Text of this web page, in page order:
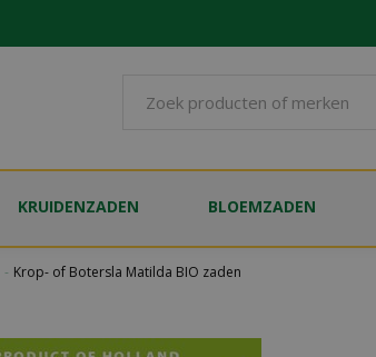
Krop- of Botersla Matilda BIO zaden
KRUIDENZADEN BLOEMZADEN